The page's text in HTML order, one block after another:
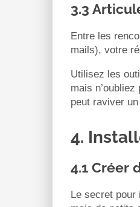
3.3
Entre les
mails), votre
Utilisez les
mais
peut raviver
4.
4.1 Créer
Le secret pour